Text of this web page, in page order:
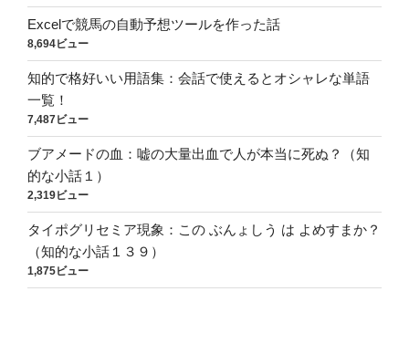
Excelで競馬の自動予想ツールを作った話
8,694ビュー
知的で格好いい用語集：会話で使えるとオシャレな単語
一覧！
7,487ビュー
ブアメードの血：嘘の大量出血で人が本当に死ぬ？（知
的な小話１）
2,319ビュー
タイポグリセミア現象：この ぶんょしう は よめすまか？
（知的な小話１３９）
1,875ビュー